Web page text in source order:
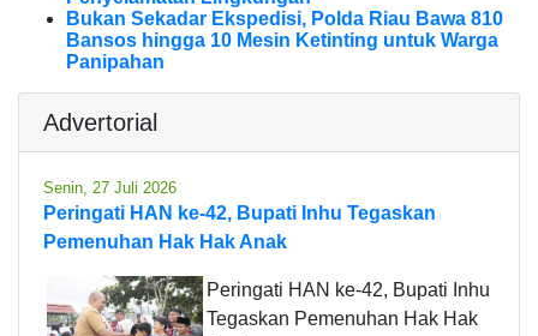
Bukan Sekadar Ekspedisi, Polda Riau Bawa 810
Bansos hingga 10 Mesin Ketinting untuk Warga
Panipahan
Advertorial
Senin, 27 Juli 2026
Peringati HAN ke-42, Bupati Inhu Tegaskan
Pemenuhan Hak Hak Anak
Peringati HAN ke-42, Bupati Inhu
Tegaskan Pemenuhan Hak Hak